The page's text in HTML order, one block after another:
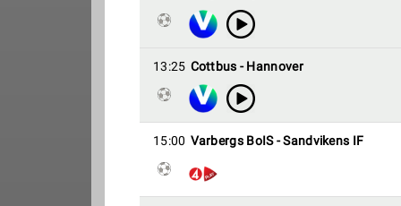
13:25 Cottbus - Hannover
15:00 Varbergs BoIS - Sandvikens IF